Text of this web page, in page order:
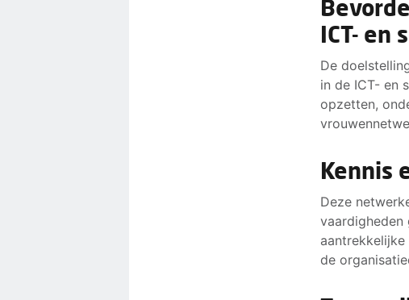
ICT- en
De
in de ICT- en
opzetten,
Kennis
Deze
vaardigheden
de